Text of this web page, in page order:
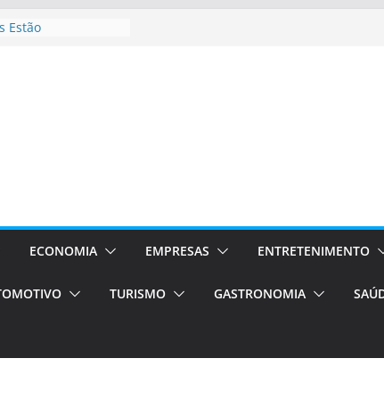
Estão
em Porto
de transfer,
de alto padrão
bolsas –
o segundo
únicas e
de volta!
ECONOMIA EMPRESAS ENTRETENIMENTO
TURISMO GASTRONOMIA